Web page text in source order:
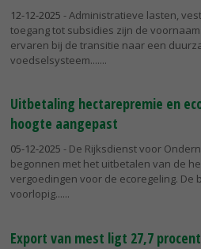
12-12-2025 - Administratieve lasten,
toegang tot subsidies zijn de
ervaren bij de transitie naar een
voedselsysteem....
Uitbetaling hectarepremie en
hoogte aangepast
05-12-2025 - De Rijksdienst voor
begonnen met het uitbetalen van de
vergoedingen voor de ecoregeling. De
voorlopig...
Export van mest ligt 27,7